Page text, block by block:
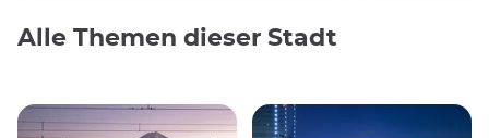
Alle Themen dieser Stadt